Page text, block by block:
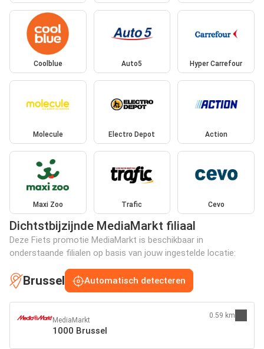
Coolblue Auto5 Hyper Carrefour
Molecule Electro Depot Action
Maxi Zoo Trafic Cevo
Dichtstbijzijnde MediaMarkt filiaal
Deze Fiets promotie MediaMarkt is beschikbaar in
onderstaande filialen op basis van jouw ingestelde locatie:
Brussel Automatisch detecteren
MediaMarkt
1000 Brussel
0.59 km